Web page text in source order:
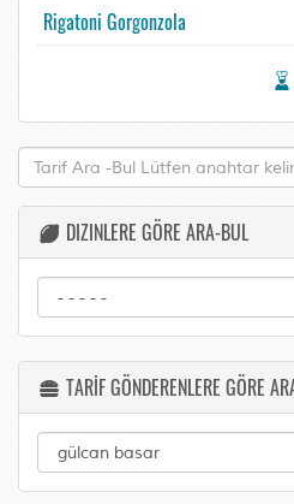
Rigatoni Gorgonzola
DIZINLERE GÖRE ARA-BUL
TARİF GÖNDERENLERE GÖRE